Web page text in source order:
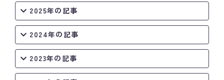
2025年の記事
2024年の記事
2023年の記事